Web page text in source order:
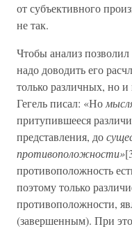
от субъективного
не так.
Чтобы анализ
надо доводить его
только различных, но
Гегель писал: «Но
притупившееся
представления, до
противоположности»
противоположность
поэтому только
противоположности,
(завершенным). При